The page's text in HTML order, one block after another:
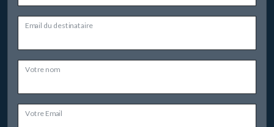
Email du destinataire
Votre nom
Votre Email